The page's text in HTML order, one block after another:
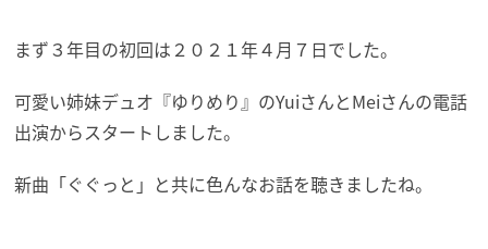
まず３年目の初回は２０２１年４月７日でした。
可愛い姉妹デュオ『ゆりめり』のYuiさんとMeiさんの電話
出演からスタートしました。
新曲「ぐぐっと」と共に色んなお話を聴きましたね。